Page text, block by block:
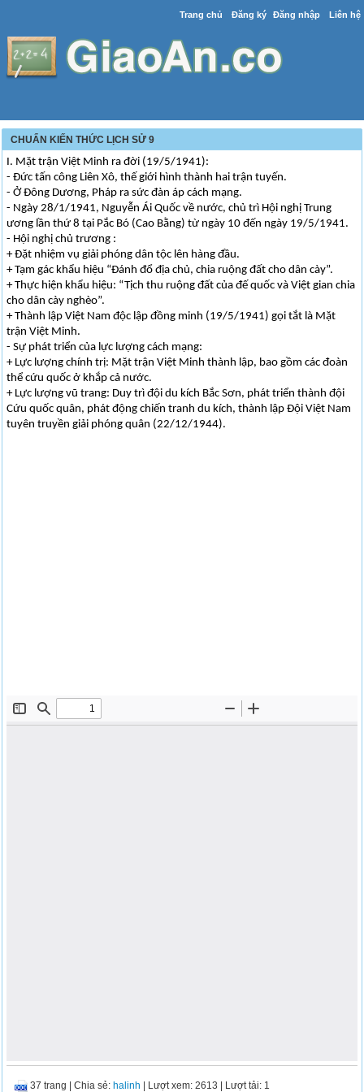
Trang chủ Đăng ký Đăng nhập Liên hệ
CHUẨN KIẾN THỨC LỊCH SỬ 9
I. Mặt trận Việt Minh ra đời (19/5/1941):
- Đức tấn công Liên Xô, thế giới hình thành hai trận tuyến.
- Ở Đông Dương, Pháp ra sức đàn áp cách mạng.
- Ngày 28/1/1941, Nguyễn Ái Quốc về nước, chủ trì Hội nghị Trung
ương lần thứ 8 tại Pắc Bó (Cao Bằng) từ ngày 10 đến ngày 19/5/1941.
- Hội nghị chủ trương :
+ Đặt nhiệm vụ giải phóng dân tộc lên hàng đầu.
+ Tạm gác khẩu hiệu “Đánh đổ địa chủ, chia ruộng đất cho dân cày”.
+ Thực hiện khẩu hiệu: “Tịch thu ruộng đất của đế quốc và Việt gian chia
cho dân cày nghèo”.
+ Thành lập Việt Nam độc lập đồng minh (19/5/1941) gọi tắt là Mặt
trận Việt Minh.
- Sự phát triển của lực lượng cách mạng:
+ Lực lượng chính trị: Mặt trận Việt Minh thành lập, bao gồm các đoàn
thể cứu quốc ở khắp cả nước.
+ Lực lượng vũ trang: Duy trì đội du kích Bắc Sơn, phát triển thành đội
Cứu quốc quân, phát động chiến tranh du kích, thành lập Đội Việt Nam
tuyên truyền giải phóng quân (22/12/1944).
37 trang |Chia sẻ: halinh | Lượt xem: 2613 | Lượt tải: 1